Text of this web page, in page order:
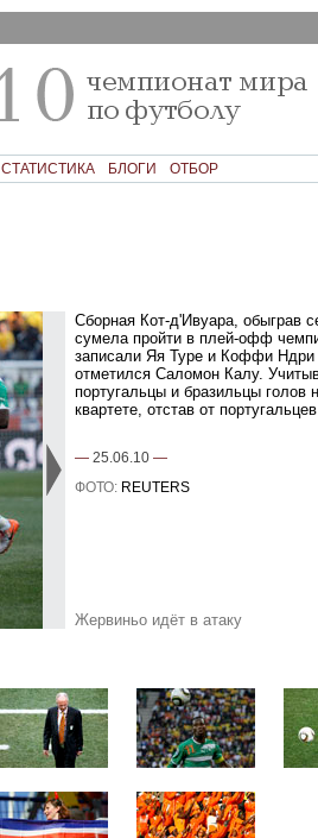
СТАТИСТИКА БЛОГИ ОТБОР
Сборная Кот-д'Ивуара, обыграв
сумела пройти в плей-офф
записали Яя Туре и Коффи Ндри
отметился Саломон Калу.
португальцы и бразильцы голов
квартете, отстав от
— 25.06.10 —
ФОТО: REUTERS
Жервиньо идёт в атаку